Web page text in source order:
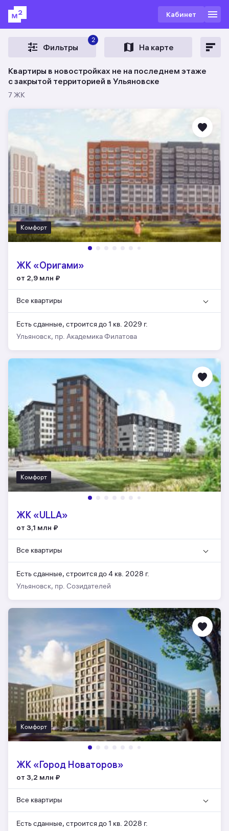
Кабинет
Фильтры
2
На карте
Квартиры в новостройках не на последнем этаже
c закрытой территорией в Ульяновске
7 ЖК
Комфорт
ЖК «Оригами»
от 2,9 млн ₽
Все квартиры
Есть сданные, строится до 1 кв. 2029 г.
Ульяновск, пр. Академика Филатова
Комфорт
ЖК «ULLA»
от 3,1 млн ₽
Все квартиры
Есть сданные, строится до 4 кв. 2028 г.
Ульяновск, пр. Созидателей
Комфорт
ЖК «Город Новаторов»
от 3,2 млн ₽
Все квартиры
Есть сданные, строится до 1 кв. 2028 г.